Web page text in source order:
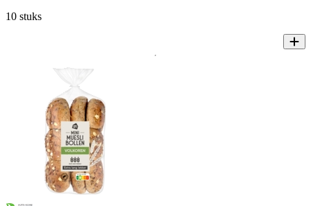
10 stuks